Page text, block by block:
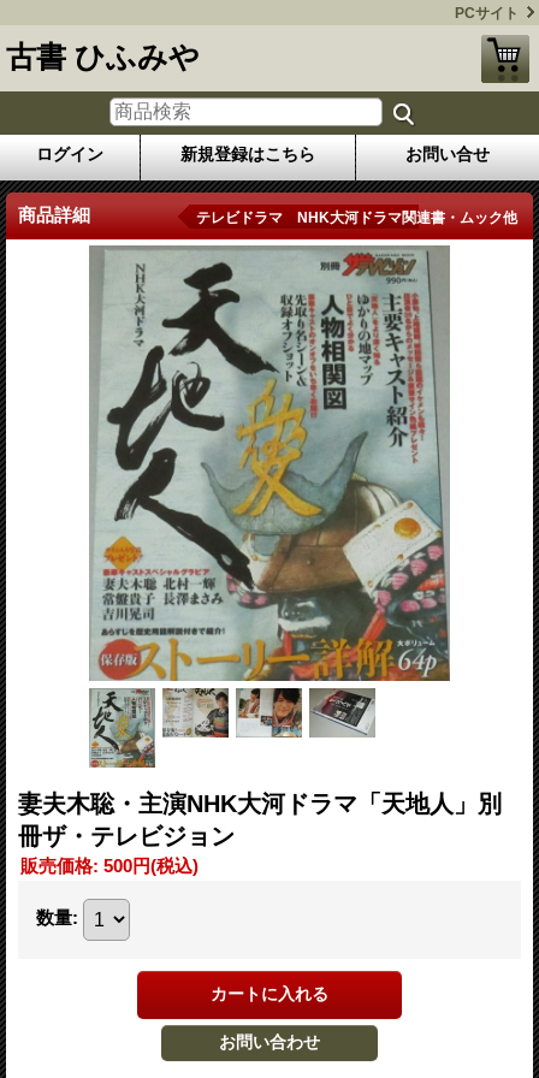
PCサイト
古書 ひふみや
ログイン 新規登録はこちら お問い合せ
商品詳細 テレビドラマ NHK大河ドラマ関連書・ムック他
妻夫木聡・主演NHK大河ドラマ「天地人」別
冊ザ・テレビジョン
販売価格: 500円(税込)
数量: